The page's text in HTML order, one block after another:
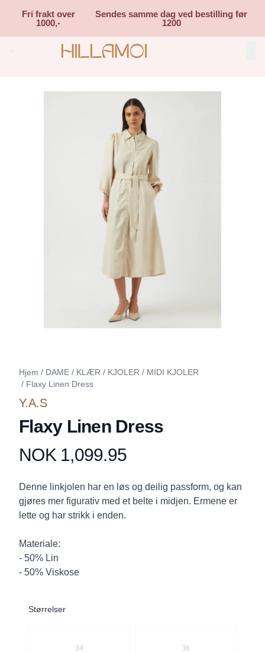
Fri frakt over
1000,-
Sendes samme dag ved bestilling før
1200
Search (⌘K)
Hjem / DAME / KLÆR / KJOLER / MIDI KJOLER
/ Flaxy Linen Dress
Y.A.S
Flaxy Linen Dress
Produktdetaljer
NOK 1,099.95
Description
Denne linkjolen har en løs og deilig passform, og kan
gjøres mer figurativ med et belte i midjen. Ermene er
lette og har strikk i enden.
Materiale:
- 50% Lin
- 50% Viskose
Størrelser
34 36